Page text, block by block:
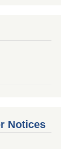
Notices